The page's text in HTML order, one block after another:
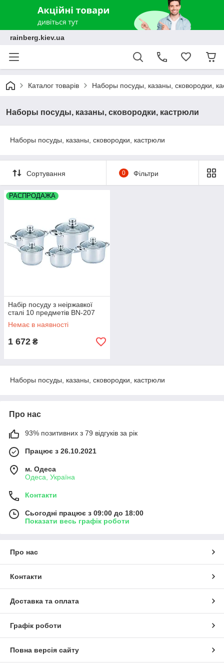
rainberg.kiev.ua
Каталог товарів Наборы посуды, казаны, сковородки,
Наборы посуды, казаны, сковородки, кастрюли
Наборы посуды, казаны, сковородки, кастрюли
Сортування 0 Фільтри
РАСПРОДАЖА
Набір посуду з неіржавкої
сталі 10 предметів BN-207
Немає в наявності
1 672 ₴
Наборы посуды, казаны, сковородки, кастрюли
Про нас
93% позитивних з 79 відгуків за рік
Працює з 26.10.2021
м. Одеса
Одеса, Україна
Контакти
Сьогодні працює з 09:00 до 18:00
Показати весь графік роботи
Про нас
Контакти
Доставка та оплата
Графік роботи
Повна версія сайту